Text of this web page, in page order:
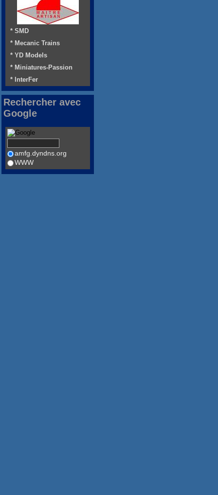
* SMD
* Mecanic Trains
* YD Models
* Miniatures-Passion
* InterFer
Rechercher avec
Google
amfg.dyndns.org
WWW